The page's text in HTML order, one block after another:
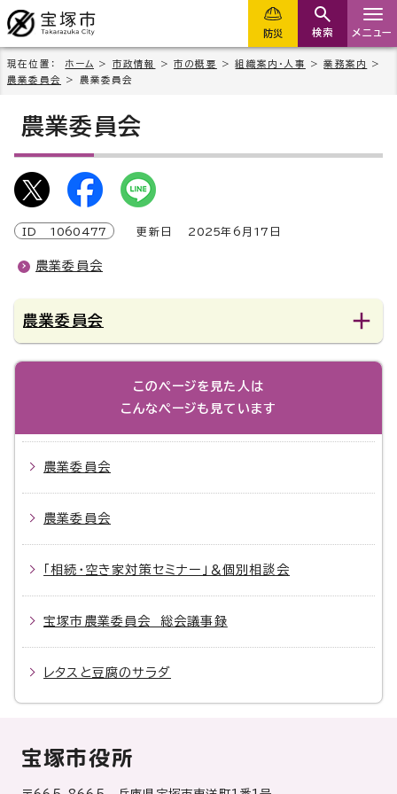
防災 検索 メニュー
現在位置： ホーム > 市政情報 >市の概要 >組織案内・人事 >業務案内
>
農業委員会
> 農業委員会
農業委員会
ID 1060477 更新日 2025年6月 17 日
農業委員会
農業委員会
このページを見た人は
こんなページも見ています
農業委員会
農業委員会
「相続・空き家対策セミナー」＆個別相談会
宝塚市農業委員会 総会議事録
レタスと豆腐のサラダ
宝塚市役所